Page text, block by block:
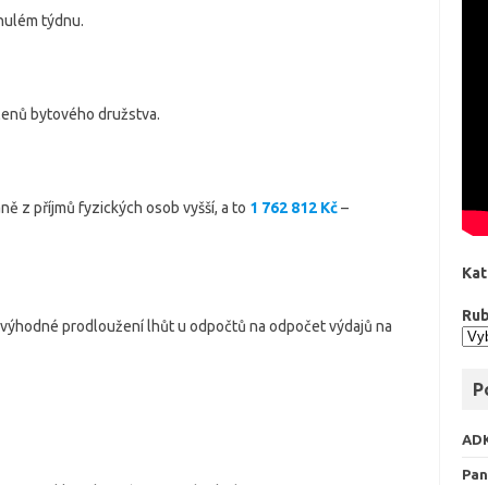
týdnu.
bytového družstva.
z příjmů fyzických osob vyšší, a to 1 762 812 Kč–
prodloužení lhůt u odpočtů na odpočet výdajů na